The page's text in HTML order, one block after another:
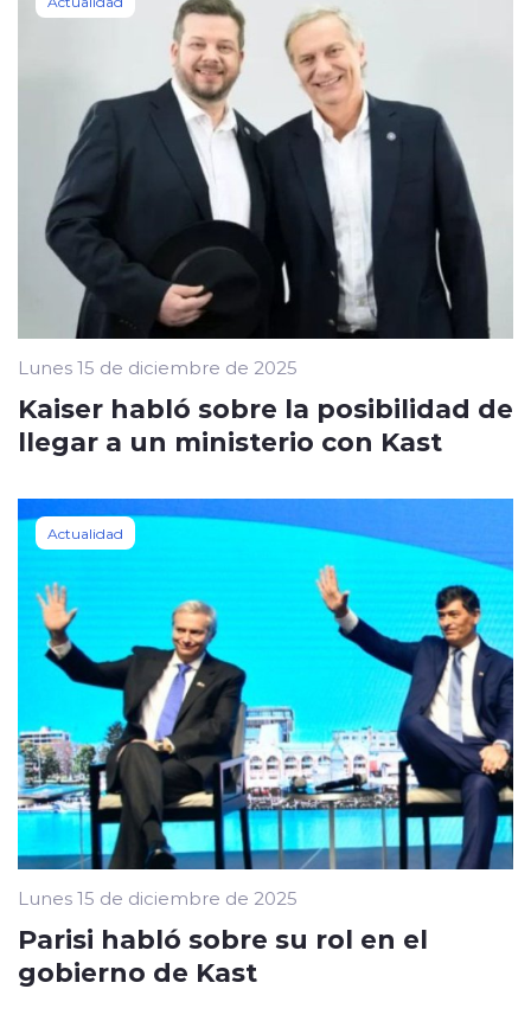
Lunes 15 de diciembre de 2025
Kaiser habló sobre la posibilidad de
llegar a un ministerio con Kast
Actualidad
Lunes 15 de diciembre de 2025
Parisi habló sobre su rol en el
gobierno de Kast